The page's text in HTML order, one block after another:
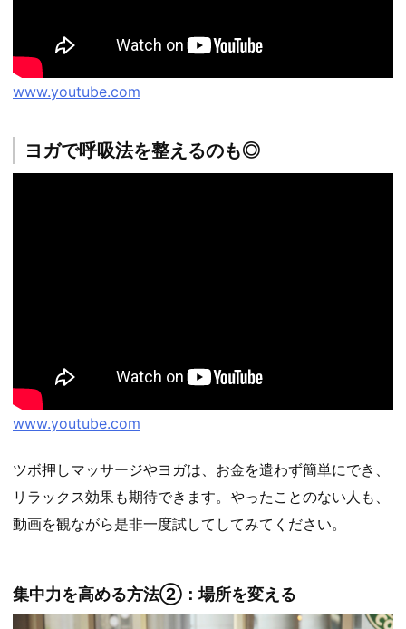
www.youtube.com
ヨガで呼吸法を整えるのも◎
www.youtube.com
ツボ押しマッサージやヨガは、お金を遣わず簡単にでき、
リラックス効果も期待できます。やったことのない人も、
動画を観ながら是非一度試してしてみてください。
集中力を高める方法②：場所を変える